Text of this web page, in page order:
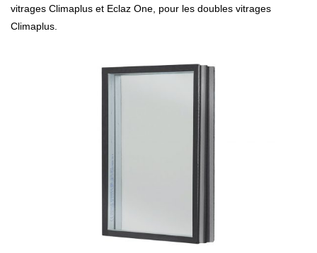
vitrages Climaplus et Eclaz One, pour les doubles vitrages
Climaplus.